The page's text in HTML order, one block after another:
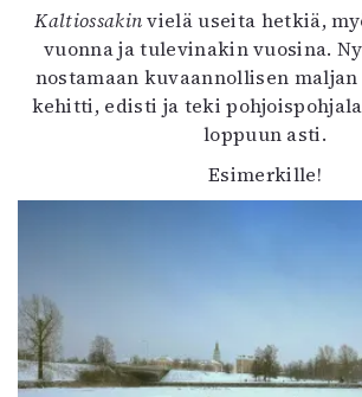
Kaltiossakinvielä useita hetkiä,
vuonna ja tulevinakin vuosina.
nostamaan kuvaannollisen
kehitti, edisti ja teki
loppuun asti.
Esimerkille!